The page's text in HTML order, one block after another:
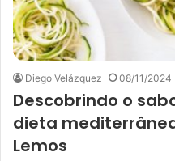
Diego Velázquez 08/11/2024
Descobrindo o
dieta
Lemos